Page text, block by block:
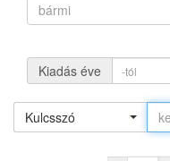
bármi
Kiadás éve
Kulcsszó